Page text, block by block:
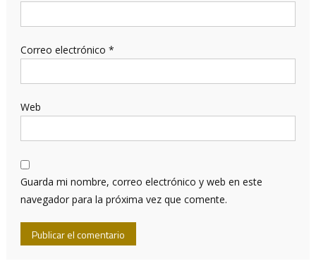
Correo electrónico *
Web
Guarda mi nombre, correo electrónico y web en este
navegador para la próxima vez que comente.